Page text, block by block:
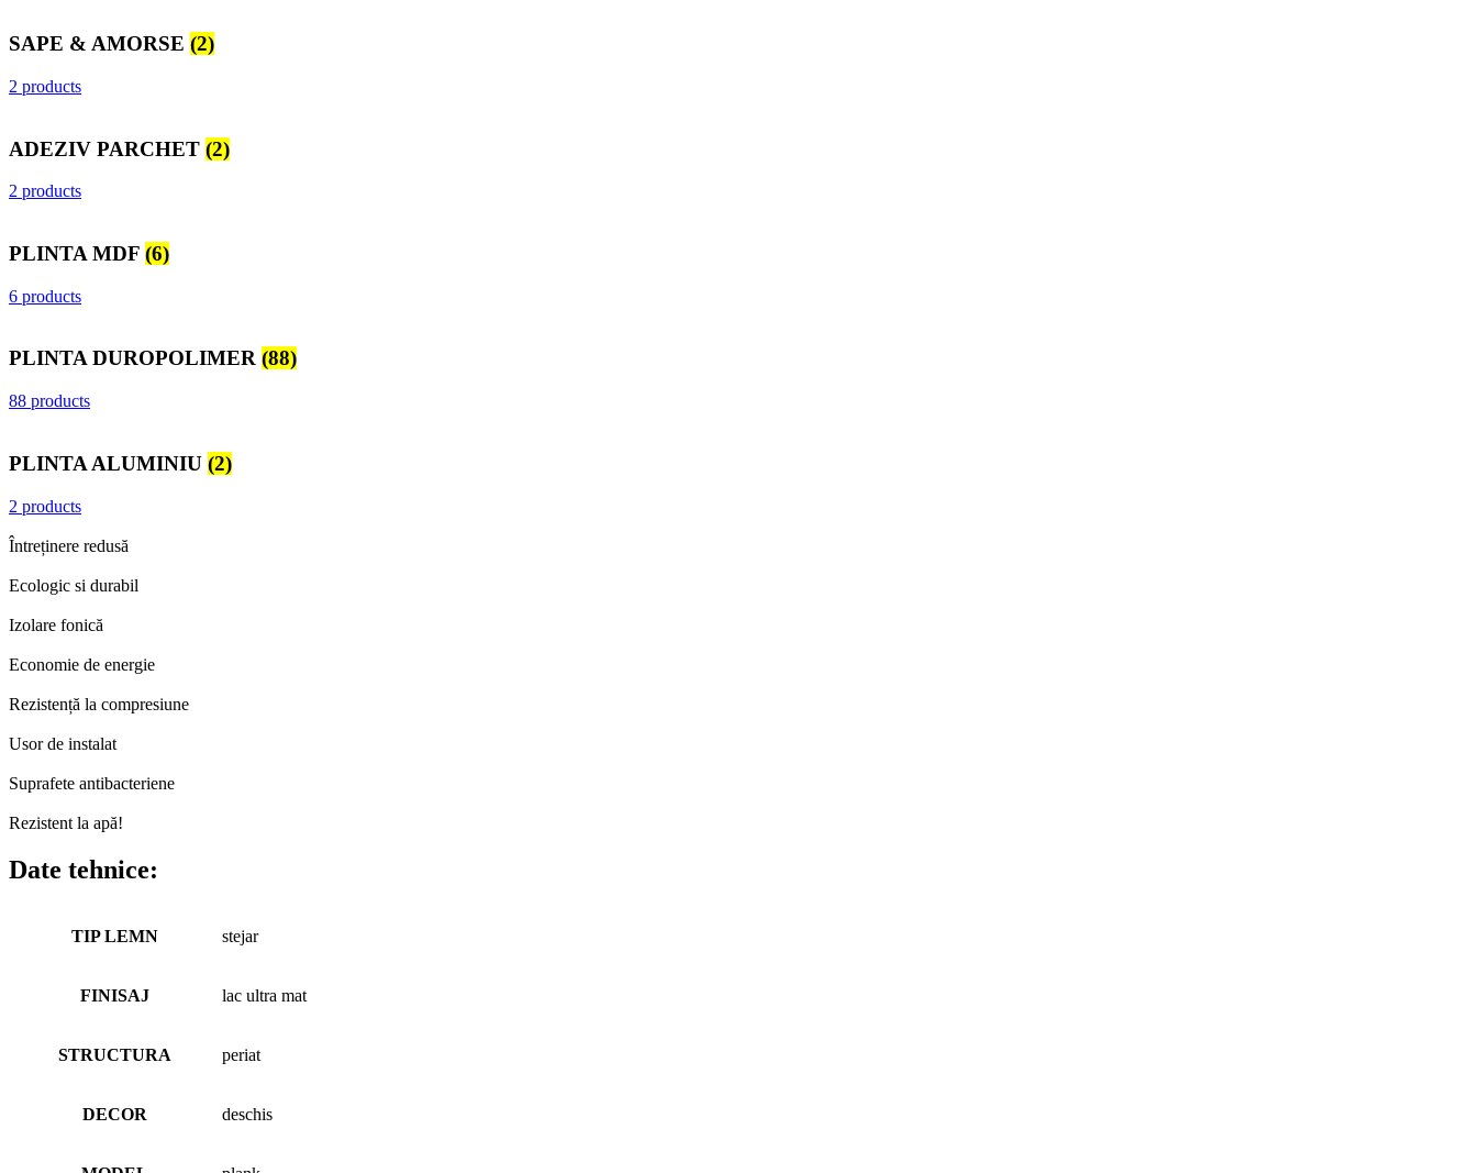
SAPE & AMORSE (2)
2 products
ADEZIV PARCHET (2)
2 products
PLINTA MDF (6)
6 products
PLINTA DUROPOLIMER (88)
88 products
PLINTA ALUMINIU (2)
2 products
Întreținere redusă
Ecologic si durabil
Izolare fonică
Economie de energie
Rezistență la compresiune
Usor de instalat
Suprafete antibacteriene
Rezistent la apă!
Date tehnice:
TIP LEMN stejar
FINISAJ lac ultra mat
STRUCTURA periat
DECOR deschis